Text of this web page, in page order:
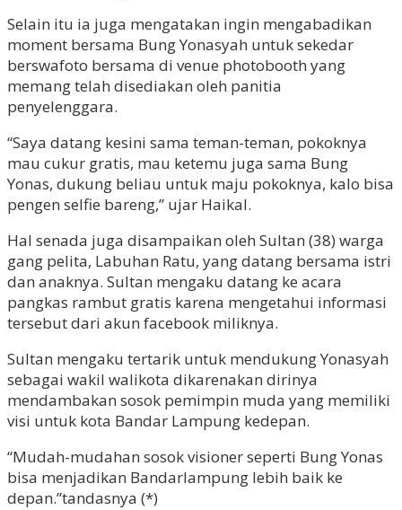
Selain itu ia juga mengatakan ingin mengabadikan
moment bersama Bung Yonasyah untuk sekedar
berswafoto bersama di venue photobooth yang
memang telah disediakan oleh panitia
penyelenggara.
“Saya datang kesini sama teman-teman, pokoknya
mau cukur gratis, mau ketemu juga sama Bung
Yonas, dukung beliau untuk maju pokoknya, kalo bisa
pengen selfie bareng,” ujar Haikal.
Hal senada juga disampaikan oleh Sultan (38) warga
gang pelita, Labuhan Ratu, yang datang bersama istri
dan anaknya. Sultan mengaku datang ke acara
pangkas rambut gratis karena mengetahui informasi
tersebut dari akun facebook miliknya.
Sultan mengaku tertarik untuk mendukung Yonasyah
sebagai wakil walikota dikarenakan dirinya
mendambakan sosok pemimpin muda yang memiliki
visi untuk kota Bandar Lampung kedepan.
“Mudah-mudahan sosok visioner seperti Bung Yonas
bisa menjadikan Bandarlampung lebih baik ke
depan.”tandasnya (*)